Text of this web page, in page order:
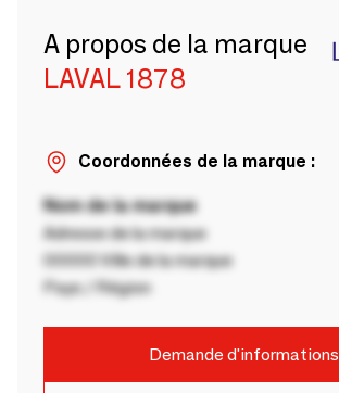
A propos de la marque
LAVAL 1878
Coordonnées de la marque :
Nom de la marque
Adresse de la marque
00000 Ville de la marque
Pays / Région
Demande d'informations